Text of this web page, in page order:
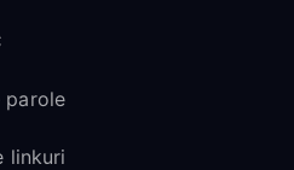
parole
linkuri